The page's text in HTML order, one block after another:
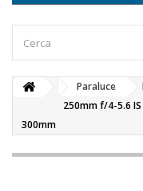
Paraluce
250mm f/4-5.6
300mm